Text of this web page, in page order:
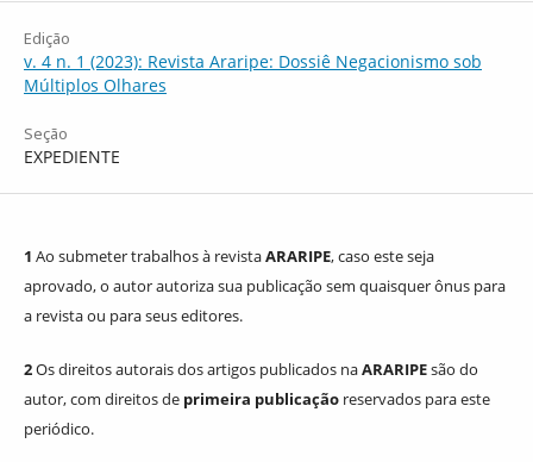
Edição
v. 4 n. 1 (2023): Revista Araripe: Dossiê Negacionismo sob
Múltiplos Olhares
Seção
EXPEDIENTE
1 Ao submeter trabalhos à revistaARARIPE, caso este seja
aprovado, o autor autoriza sua publicação sem quaisquer ônus para
a revista ou para seus editores.
2Os direitos autorais dos artigos publicados naARARIPEsão do
autor, com direitos de primeira publicação reservados para este
periódico.